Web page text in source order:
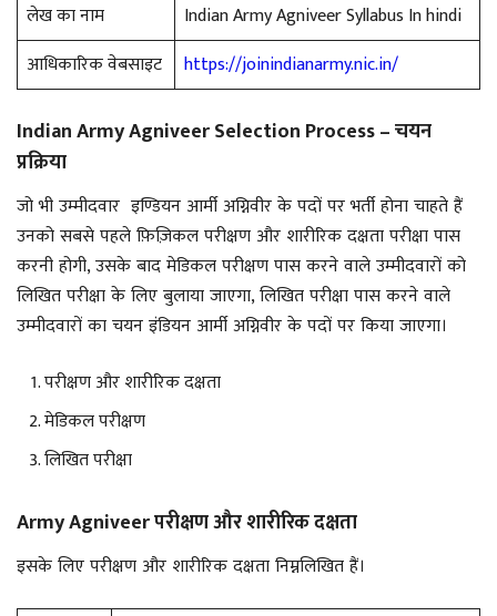
लेख का नाम
Indian Army Agniveer Syllabus In hindi
आधिकारिक वेबसाइट
https://joinindianarmy.nic.in/
Indian Army Agniveer Selection Process – चयन
प्रक्रिया
जो भी उम्मीदवार इण्डियन आर्मी अग्निवीर के पदों पर भर्ती होना चाहते हैं
उनको सबसे पहले फ़िज़िकल परीक्षण और शारीरिक दक्षता परीक्षा पास
करनी होगी, उसके बाद मेडिकल परीक्षण पास करने वाले उम्मीदवारों को
लिखित परीक्षा के लिए बुलाया जाएगा, लिखित परीक्षा पास करने वाले
उम्मीदवारों का चयन इंडियन आर्मी अग्निवीर के पदों पर किया जाएगा।
परीक्षण और शारीरिक दक्षता
मेडिकल परीक्षण
लिखित परीक्षा
Army Agniveer परीक्षण और शारीरिक दक्षता
इसके लिए परीक्षण और शारीरिक दक्षता निम्नलिखित हैं।